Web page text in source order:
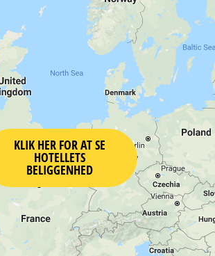
KLIK HER FOR AT SE
HOTELLETS
BELIGGENHED